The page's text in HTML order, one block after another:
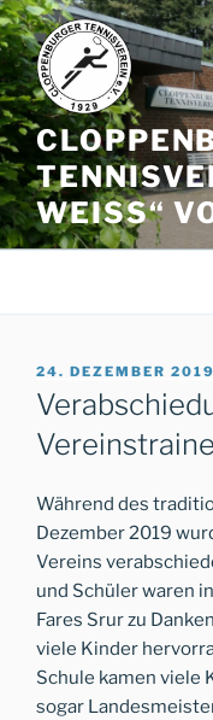
Zum
Inhalt
springen
WEISS“
VERÖFFENTLICHT
AM
24. DEZEMBER 2019
Während des
Dezember 2019
Vereins
und Schüler waren
Fares Srur zu
viele Kinder
Schule kamen viele
sogar